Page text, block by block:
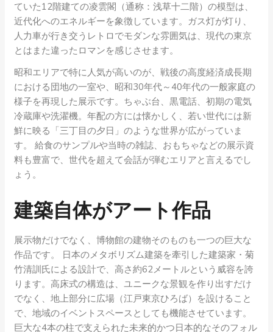
ていた12階建ての凌雲閣（通称：浅草十二階）の模型は、
近代化へのエネルギーを象徴しています。ガス灯が灯り、
人力車が行き交うレトロでモダンな雰囲気は、現代の東京
とはまた違ったロマンを感じさせます。
昭和エリアで特に人気が高いのが、戦後の高度経済成長期
における団地の一室や、昭和30年代～40年代の一般家庭の
様子を再現した展示です。ちゃぶ台、黒電話、初期の電気
冷蔵庫や洗濯機。年配の方には懐かしく、若い世代には新
鮮に映る「三丁目の夕日」のような世界が広がっていま
す。 給食のサンプルや当時の雑誌、おもちゃなどの展示資
料も豊富で、世代を超えて会話が弾むエリアと言えるでし
ょう。
建築自体がアート作品
展示物だけでなく、博物館の建物そのものも一つの巨大な
作品です。 日本のメタボリズム建築を牽引した建築家・菊
竹清訓氏による設計で、高さ約62メートルという威容を誇
ります。高床式の構造は、ユニークな景観を作り出すだけ
でなく、地上部分に広場（江戸東京ひろば）を設けること
で、地域のイベントスペースとしても機能させています。
巨大な4本の柱で支えられた未来的かつ日本的なそのフォル